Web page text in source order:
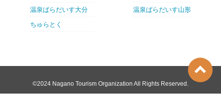
温泉ぱらだいす大分
ちゅらとく
温泉ぱらだいす山形
©2024 Nagano Tourism Organization All Rights Reserved.